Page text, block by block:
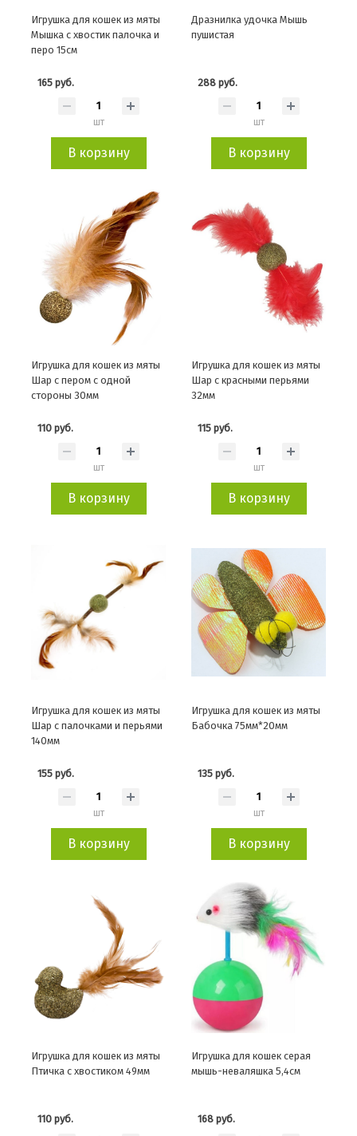
Игрушка для кошек из мяты
Мышка с хвостик палочка и
перо 15см
165 руб.
шт
В корзину
Дразнилка удочка Мышь
пушистая
288 руб.
шт
В корзину
Игрушка для кошек из мяты
Шар с пером с одной
стороны 30мм
110 руб.
шт
В корзину
Игрушка для кошек из мяты
Шар с красными перьями
32мм
115 руб.
шт
В корзину
Игрушка для кошек из мяты
Шар с палочками и перьями
140мм
155 руб.
шт
В корзину
Игрушка для кошек из мяты
Бабочка 75мм*20мм
135 руб.
шт
В корзину
Игрушка для кошек из мяты
Птичка с хвостиком 49мм
110 руб.
Игрушка для кошек серая
мышь-неваляшка 5,4см
168 руб.